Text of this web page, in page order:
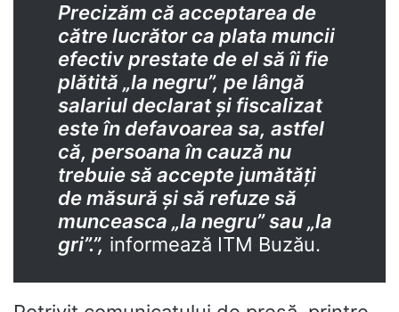
Precizăm că acceptarea de
către lucrător ca plata muncii
efectiv prestate de el să îi fie
plătită „la negru”, pe lângă
salariul declarat și fiscalizat
este în defavoarea sa, astfel
că, persoana în cauză nu
trebuie să accepte jumătăți
de măsură și să refuze să
munceasca „la negru” sau „la
gri”.”, informează ITM Buzău.